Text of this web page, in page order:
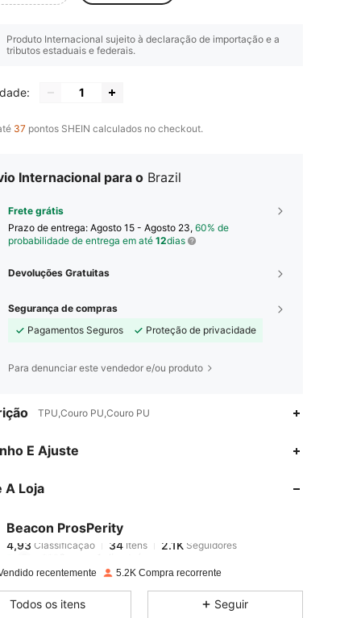
Produto Internacional sujeito à declaração de importação e a
tributos estaduais e federais.
37 pontos SHEIN calculados no checkout.
Internacional para o Brazil
Frete grátis
Prazo de entrega: Agosto 15 - Agosto 23, 60% de
probabilidade de entrega em até 12dias
Devoluções Gratuitas
Segurança de compras
Pagamentos Seguros
Proteção de privacidade
Para denunciar este vendedor e/ou produto
TPU,Couro PU,Couro PU
E Ajuste
A Loja
Beacon ProsPerity
4,93
4,93 34
n***6pago 1 dia atrás
recentemente 5.2K Compra recorrente
Todos os itens Seguir